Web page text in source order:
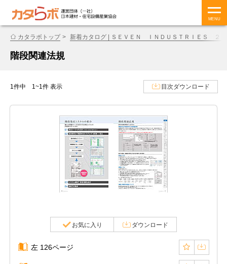
MENU
カタラボトップ 新着カタログ | ＳＥＶＥＮ ＩＮＤＵＳＴＲＩＥＳ ２
階段関連法規
1件中 1~1件 表示 目次ダウンロード
お気に入り ダウンロード
左 126ページ